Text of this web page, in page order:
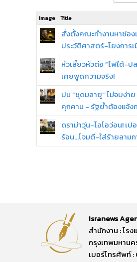
Image Title
สั่งตั้งคณะทำงานหาช่อ
ประวัติศาสตร์-โยงการ
หัวเลี้ยวหัวต่อ “ไฟใต้-ป
เคยพูดความจริง!
ปม “ชุดมลายู” ไม่จบง่า
คุกคาม - รัฐย้ำต้องแจ้ง
ดราม่าวุ่น-ไอโอว่อน! เ
ร้อน...โจมตี-ใส่ร้ายลาม
Isranews
สำนักงาน : โร
กรุงเทพมหาน
เบอร์โทรศัพท์